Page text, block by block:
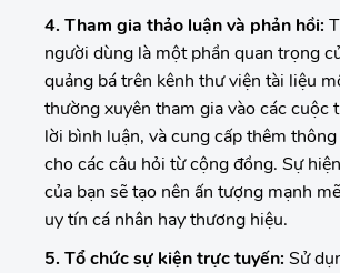
4. Tham gia thảo luận và phản hồi:
người dùng là một phần quan trọng
quảng bá trên kênh thư viện tài liệu
thường xuyên tham gia vào các cuộc
lời bình luận, và cung cấp thêm
cho các câu hỏi từ cộng đồng. Sự
của bạn sẽ tạo nên ấn tượng mạnh
uy tín cá nhân hay thương hiệu.
5. Tổ chức sự kiện trực tuyến: Sử